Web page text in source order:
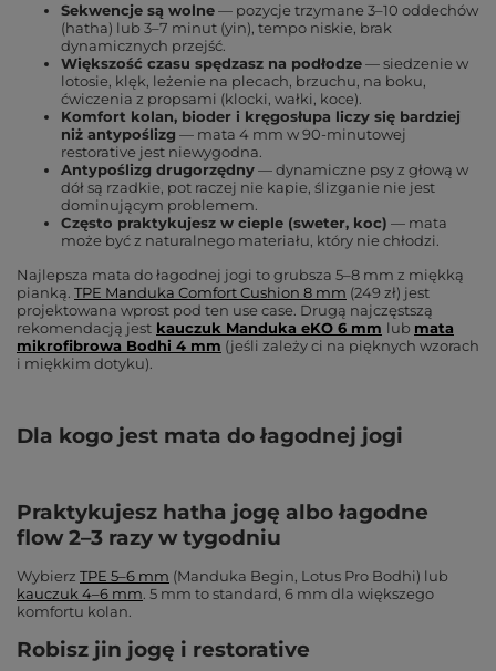
Sekwencje są wolne— pozycje trzymane 3–10 oddechów
(hatha) lub 3–7 minut (yin), tempo niskie, brak
dynamicznych przejść.
Większość czasu spędzasz na podłodze— siedzenie w
lotosie, klęk, leżenie na plecach, brzuchu, na boku,
ćwiczenia z propsami (klocki, wałki, koce).
Komfort kolan, bioder i kręgosłupa liczy się bardziej
niż antypoślizg — mata 4 mm w 90-minutowej
restorative jest niewygodna.
Antypoślizg drugorzędny— dynamiczne psy z głową w
dół są rzadkie, pot raczej nie kapie, ślizganie nie jest
dominującym problemem.
Często praktykujesz w cieple (sweter, koc) — mata
może być z naturalnego materiału, który nie chłodzi.
Najlepsza mata do łagodnej jogi togrubsza 5–8 mm z miękką
pianką. TPE Manduka Comfort Cushion 8 mm (249 zł) jest
projektowana wprost pod ten use case. Drugą najczęstszą
rekomendacją jest kauczuk Manduka eKO 6 mm lub mata
mikrofibrowa Bodhi 4 mm (jeśli zależy ci na pięknych wzorach
i miękkim dotyku).
Dla kogo jest mata do łagodnej jogi
Praktykujesz hatha jogę albo łagodne
flow 2–3 razy w tygodniu
Wybierz TPE 5–6 mm (Manduka Begin, Lotus Pro Bodhi) lub
kauczuk 4–6 mm. 5 mm to standard, 6 mm dla większego
komfortu kolan.
Robisz jin jogę i restorative